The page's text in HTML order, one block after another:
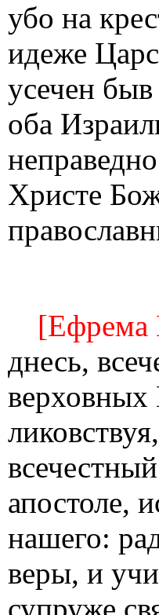
убо на
идеже
усечен
оба
Христе
[Ефрема
днесь,
верховных
апостоле,
нашего:
веры, и